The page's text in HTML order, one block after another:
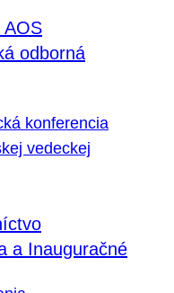
AOS
odborná
konferencia
vedeckej
a Inauguračné